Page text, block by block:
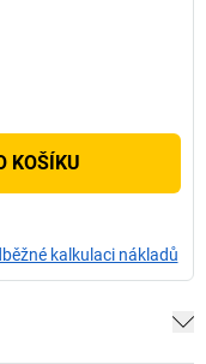
KOŠÍKU
kalkulaci nákladů